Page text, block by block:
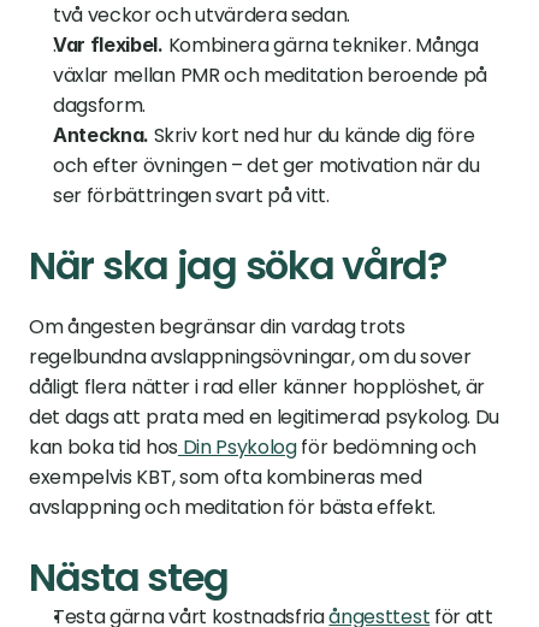
två veckor och utvärdera sedan.
Var flexibel. Kombinera gärna tekniker. Många
växlar mellan PMR och meditation beroende på
dagsform.
Anteckna. Skriv kort ned hur du kände dig före
och efter övningen – det ger motivation när du
ser förbättringen svart på vitt.
När ska jag söka vård?
Om ångesten begränsar din vardag trots
regelbundna avslappningsövningar, om du sover
dåligt flera nätter i rad eller känner hopplöshet, är
det dags att prata med en legitimerad psykolog. Du
kan boka tid hos Din Psykolog för bedömning och
exempelvis KBT, som ofta kombineras med
avslappning och meditation för bästa effekt.
Nästa steg
Testa gärna vårt kostnadsfria ångesttest för att